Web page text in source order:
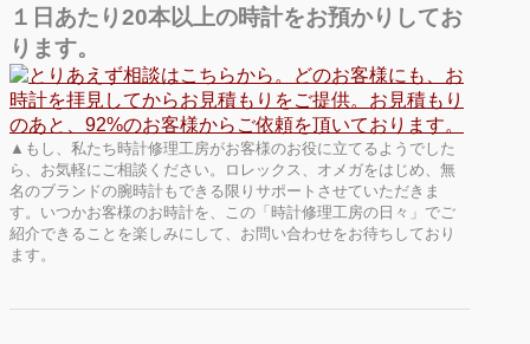
１日あたり20本以上の時計をお預かりしてお
ります。
▲もし、私たち時計修理工房がお客様のお役に立てるようでした
ら、お気軽にご相談ください。ロレックス、オメガをはじめ、無
名のブランドの腕時計もできる限りサポートさせていただきま
す。いつかお客様のお時計を、この「時計修理工房の日々」でご
紹介できることを楽しみにして、お問い合わせをお待ちしており
ます。